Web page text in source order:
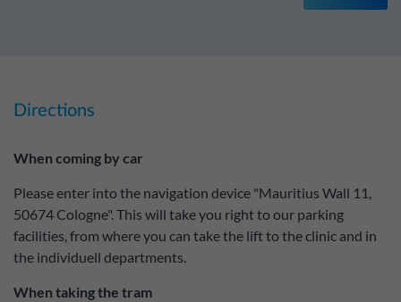
Directions
When coming by car
Please enter into the navigation device "Mauritius Wall 11,
50674 Cologne". This will take you right to our parking
facilities, from where you can take the lift to the clinic and in
the individuell departments.
When taking the tram